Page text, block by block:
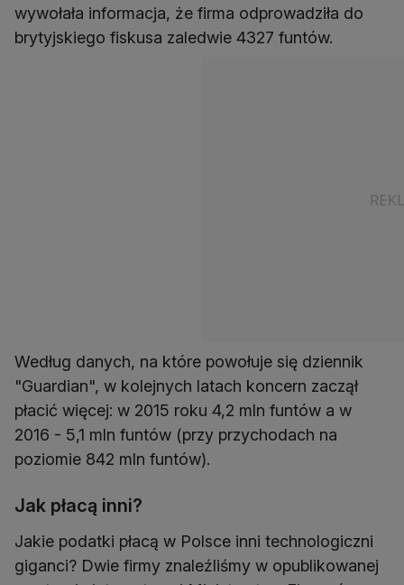
wywołała informacja, że firma odprowadziła do
brytyjskiego fiskusa zaledwie 4327 funtów.
Według danych, na które powołuje się dziennik
"Guardian", w kolejnych latach koncern zaczął
płacić więcej: w 2015 roku 4,2 mln funtów a w
2016 - 5,1 mln funtów (przy przychodach na
poziomie 842 mln funtów).
Jak płacą inni?
Jakie podatki płacą w Polsce inni technologiczni
giganci? Dwie firmy znaleźliśmy w opublikowanej